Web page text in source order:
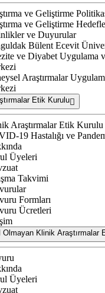
ve Geliştirme
ve Geliştirme
ve Duyurular
Bülent Ecevit
ve Diyabet Uygulama
Araştırmalar
Etik Kurulu
Araştırmalar Etik Kurulu
19 Hastalığı ve
Üyeleri
Takvimi
Formları
Ücretleri
Olmayan Klinik Araştırmalar
Üyeleri